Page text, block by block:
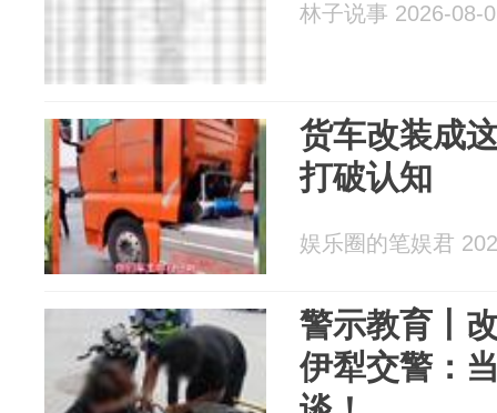
林子说事 2026-08-
货车改装成
打破认知
娱乐圈的笔娱君
警示教育丨
伊犁交警：